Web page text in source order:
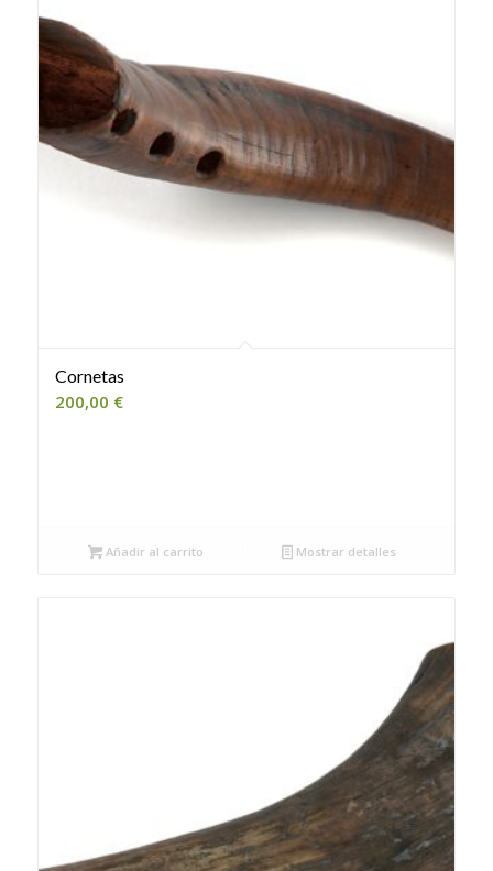
Cornetas
200,00 €
Añadir al carrito Mostrar detalles